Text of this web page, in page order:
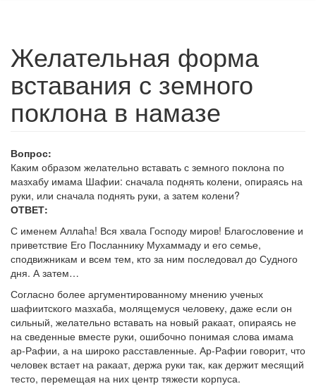
Желательная форма
вставания с земного
поклона в намазе
Вопрос:
Каким образом желательно вставать с земного поклона по
мазхабу имама Шафии: сначала поднять колени, опираясь на
руки, или сначала поднять руки, а затем колени?
ОТВЕТ:
С именем Аллаhа! Вся хвала Господу миров! Благословение и
приветствие Его Посланнику Мухаммаду и его семье,
сподвижникам и всем тем, кто за ним последовал до Судного
дня. А затем…
Согласно более аргументированному мнению ученых
шафиитского мазхаба, молящемуся человеку, даже если он
сильный, желательно вставать на новый ракаат, опираясь не
на сведенные вместе руки, ошибочно понимая слова имама
ар-Рафии, а на широко расставленные. Ар-Рафии говорит, что
человек встает на ракаат, держа руки так, как держит месящий
тесто, перемещая на них центр тяжести корпуса.